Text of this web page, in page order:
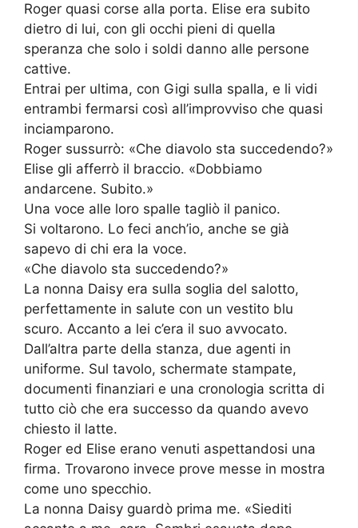
Roger quasi corse alla porta. Elise era subito
dietro di lui, con gli occhi pieni di quella
speranza che solo i soldi danno alle persone
cattive.
Entrai per ultima, con Gigi sulla spalla, e li vidi
entrambi fermarsi così all’improvviso che quasi
inciamparono.
Roger sussurrò: «Che diavolo sta succedendo?»
Elise gli afferrò il braccio. «Dobbiamo
andarcene. Subito.»
Una voce alle loro spalle tagliò il panico.
Si voltarono. Lo feci anch’io, anche se già
sapevo di chi era la voce.
«Che diavolo sta succedendo?»
La nonna Daisy era sulla soglia del salotto,
perfettamente in salute con un vestito blu
scuro. Accanto a lei c’era il suo avvocato.
Dall’altra parte della stanza, due agenti in
uniforme. Sul tavolo, schermate stampate,
documenti finanziari e una cronologia scritta di
tutto ciò che era successo da quando avevo
chiesto il latte.
Roger ed Elise erano venuti aspettandosi una
firma. Trovarono invece prove messe in mostra
come uno specchio.
La nonna Daisy guardò prima me. «Siediti